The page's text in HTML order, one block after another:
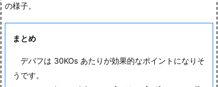
の様子。
まとめ
デバフは 30KOs あたりが効果的なポイントになりそ
うです。